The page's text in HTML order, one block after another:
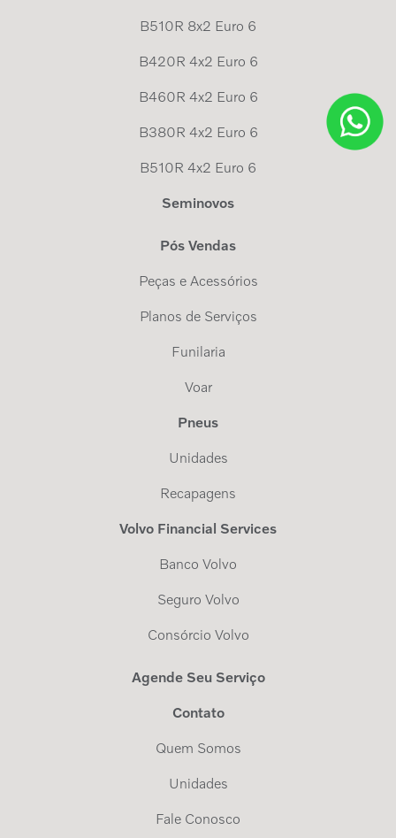
B510R 8x2 Euro 6
B420R 4x2 Euro 6
B460R 4x2 Euro 6
B380R 4x2 Euro 6
B510R 4x2 Euro 6
Seminovos
Pós Vendas
Peças e Acessórios
Planos de Serviços
Funilaria
Voar
Pneus
Unidades
Recapagens
Volvo Financial Services
Banco Volvo
Seguro Volvo
Consórcio Volvo
Agende Seu Serviço
Contato
Quem Somos
Unidades
Fale Conosco